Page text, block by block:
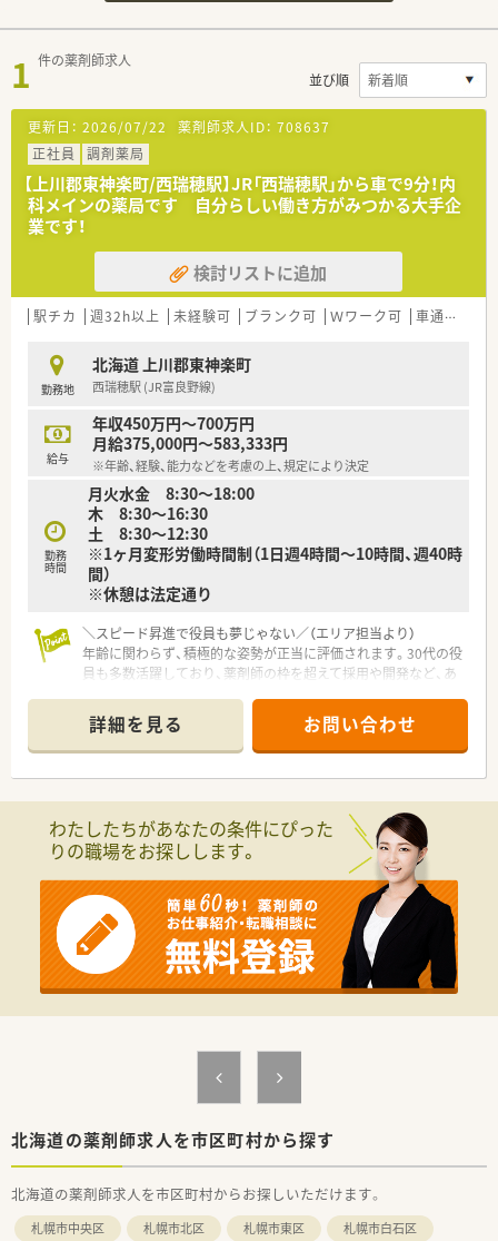
1 件の薬剤師求人
並び順
更新日： 2026/07/22 薬剤師求人ID： 708637
正社員
調剤薬局
【上川郡東神楽町/西瑞穂駅】JR「西瑞穂駅」から車で9分！内
科メインの薬局です 自分らしい働き方がみつかる大手企
業です！
検討リストに追加
駅チカ 週32h以上 未経験可 ブランク可 Ｗワーク可 車通勤可
勤務地
北海道 上川郡東神楽町
西瑞穂駅 (JR富良野線)
給与
年収450万円～700万円
月給375,000円～583,333円
※年齢、経験、能力などを考慮の上、規定により決定
勤務
時間
月火水金 8:30～18:00
木 8:30～16:30
土 8:30～12:30
※1ヶ月変形労働時間制（1日週4時間～10時間、週40時
間）
※休憩は法定通り
＼スピード昇進で役員も夢じゃない／（エリア担当より）
年齢に関わらず、積極的な姿勢が正当に評価されます。30代の役
員も多数活躍しており、薬剤師の枠を超えて採用や開発など、あ
＊------------------------------------------＊
【店舗情報と応需状況について】
■「西瑞穂駅」から車で9分ほどの距離にある薬局で、マイカー通
勤が便利です。
■薬剤師は正社員2名体制で運営されており、一人ひとりの患者
様とじっくり向き合えます。
■旭川市東光エリアにも店舗があります。そちらでも勤務可能
な方を歓迎いたします！
【想定されるモデル年収】
■経験や能力を最大限に考慮し、年収450万円から700万円の範
囲内でスタート時の給与を決定する納得の評価制度です。
■昇給は年1回実施されており、個人の頑張りや会社への貢献度
がダイレクトに給与へ反映される仕組みが整っています。
特別インセンティブが支給されることもある夢のある職場で
■本部の業務支援部が週単位で全社のシフトを作成しており、急
な休みでもカバーし合える体制が整っています。
すく、年間休日は108日が確保されています。
■複数店舗を経験できる変動シフト制を取り入れており、特定の
人間関係に縛られない柔軟な働き方が可能です。
詳細を見る お問い合わせ
わたしたちがあなたの条件にぴった
りの職場をお探しします。
北海道の薬剤師求人を市区町村から探す
北海道の薬剤師求人を市区町村からお探しいただけます。
札幌市中央区 札幌市北区 札幌市東区 札幌市白石区